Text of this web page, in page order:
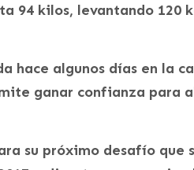
94 kilos, levantando 120
hace algunos días en la
ganar confianza para
su próximo desafío que